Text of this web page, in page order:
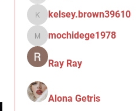
kelsey.brown39610
kelsey.brown39610
mochidege1978
mochidege1978
Ray Ray
Alona Getris